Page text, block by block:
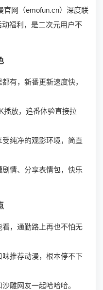
官网（emofun.cn）深度联
福利，是二次元用户不
有，新番更新速度快，
播放，追番体验直接拉
纯净的观影环境，简直
情、分享表情包，快乐
，通勤路上再也不怕无
推荐动漫，根本停不下
雕网友一起哈哈哈。